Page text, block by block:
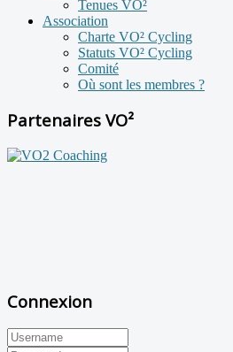
Tenues VO²
Association
Charte VO² Cycling
Statuts VO² Cycling
Comité
Où sont les membres ?
Partenaires VO²
Connexion